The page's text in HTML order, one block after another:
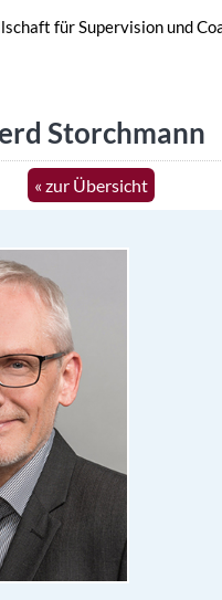
für Supervision und
Storchmann
« zur Übersicht